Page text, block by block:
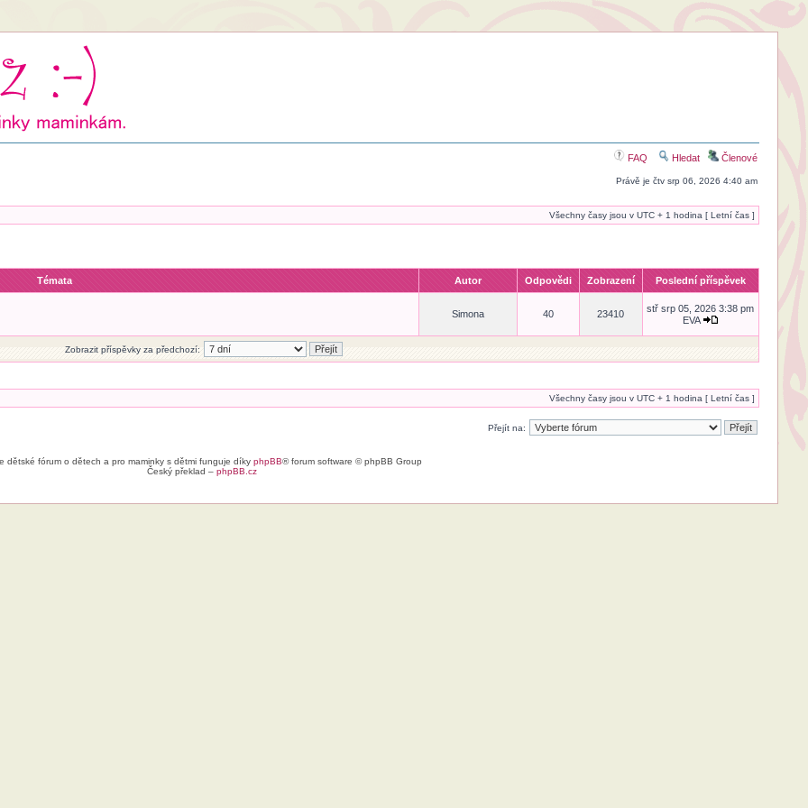
FAQ Hledat Členové
Právě je čtv srp 06, 2026 4:40 am
Všechny časy jsou v UTC + 1 hodina [ Letní čas ]
Témata Autor Odpovědi Zobrazení Poslední příspěvek
Simona 40 23410
stř srp 05, 2026 3:38 pm
EVA
Zobrazit příspěvky za předchozí:
Všechny časy jsou v UTC + 1 hodina [ Letní čas ]
Přejít na:
dětské fórum o dětech a pro maminky s dětmi funguje díky phpBB® forum software © phpBB Group
Český překlad – phpBB.cz